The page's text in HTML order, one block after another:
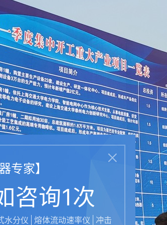
专家】
咨询1次
水分仪 熔体流动速率仪 冲击